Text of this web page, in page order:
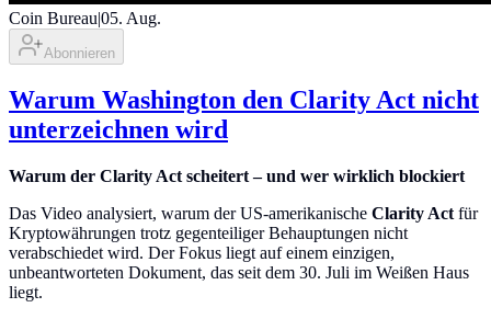
Coin Bureau|05. Aug.
Abonnieren
Warum Washington den Clarity Act nicht
unterzeichnen wird
Warum der Clarity Act scheitert – und wer wirklich blockiert
Das Video analysiert, warum der US-amerikanische Clarity Act für
Kryptowährungen trotz gegenteiliger Behauptungen nicht
verabschiedet wird. Der Fokus liegt auf einem einzigen,
unbeantworteten Dokument, das seit dem 30. Juli im Weißen Haus
liegt.